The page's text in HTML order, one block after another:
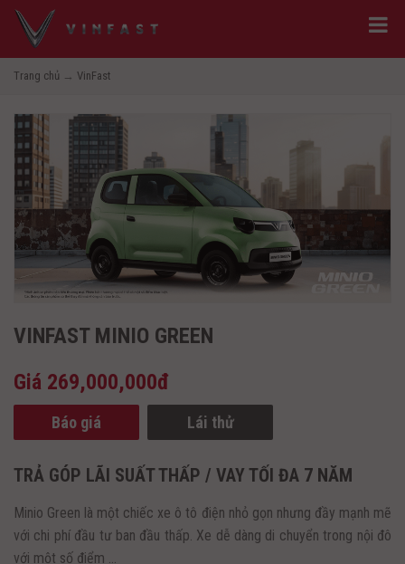
Trang chủ → VinFast
VINFAST MINIO GREEN
Giá 269,000,000đ
Báo giá Lái thử
TRẢ GÓP LÃI SUẤT THẤP / VAY TỐI ĐA 7 NĂM
Minio Green là một chiếc xe ô tô điện nhỏ gọn nhưng đầy mạnh mẽ
với chi phí đầu tư ban đầu thấp. Xe dễ dàng di chuyển trong nội đô
với một số điểm ...